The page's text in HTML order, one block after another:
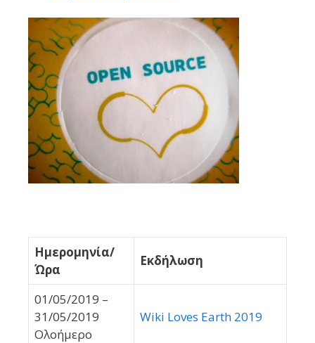
Ημερομηνία/
Ώρα
Εκδήλωση
01/05/2019 –
31/05/2019
Ολοήμερο
Wiki Loves Earth 2019